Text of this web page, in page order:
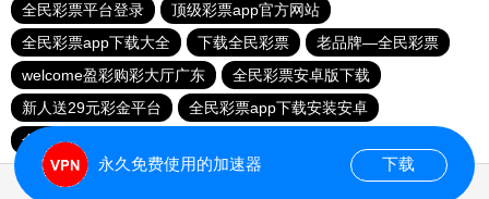
全民彩票平台登录
顶级彩票app官方网站
全民彩票app下载大全
下载全民彩票
老品牌—全民彩票
welcome盈彩购彩大厅广东
全民彩票安卓版下载
新人送29元彩金平台
全民彩票app下载安装安卓
全民彩票app下载安装安卓
永久免费使用的加速器 下载